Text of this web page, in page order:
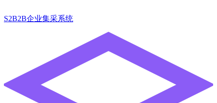
S2B2B企业集采系统